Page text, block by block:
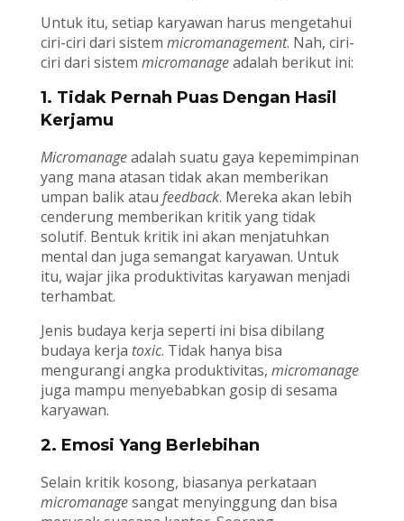
Untuk itu, setiap karyawan harus mengetahui
ciri-ciri dari sistem micromanagement. Nah, ciri-
ciri dari sistem micromanageadalah berikut ini:
1. Tidak Pernah Puas Dengan Hasil
Kerjamu
Micromanageadalah suatu gaya kepemimpinan
yang mana atasan tidak akan memberikan
umpan balik atau feedback. Mereka akan lebih
cenderung memberikan kritik yang tidak
solutif. Bentuk kritik ini akan menjatuhkan
mental dan juga semangat karyawan. Untuk
itu, wajar jika produktivitas karyawan menjadi
terhambat.
Jenis budaya kerja seperti ini bisa dibilang
budaya kerja toxic. Tidak hanya bisa
mengurangi angka produktivitas, micromanage
juga mampu menyebabkan gosip di sesama
karyawan.
2. Emosi Yang Berlebihan
Selain kritik kosong, biasanya perkataan
micromanagesangat menyinggung dan bisa